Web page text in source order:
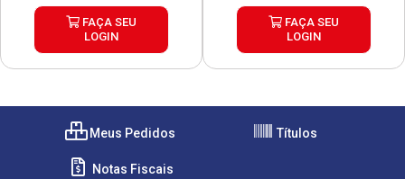
FAÇA SEU
LOGIN
FAÇA SEU
LOGIN
Meus Pedidos Títulos
Notas Fiscais